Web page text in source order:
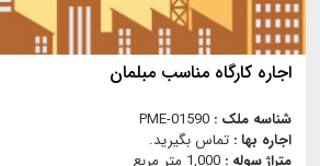
اجاره كارگاه مناسب مبلمان
شناسه ملک : PME-01590
اجاره بها : تماس بگیرید.
متراژ سوله : 1,000 متر مربع